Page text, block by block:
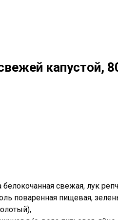
капустой,
белокочанная свежая, лук
поваренная пищевая,